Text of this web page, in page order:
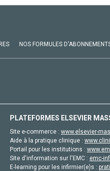
NOS FORMULES
PLATEFORMES ELSEVIER
Site e-commerce : www.elsevier-
Aide à la pratique clinique :
Portail pour les institutions :
Site d'information sur l'EMC : emc-
E-learning pour les infirmier(e)s :